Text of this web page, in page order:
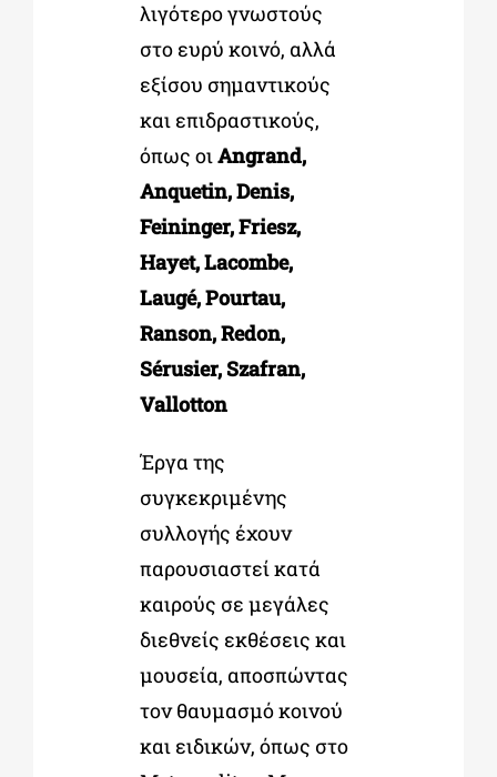
λιγότερο γνωστούς
στο ευρύ κοινό, αλλά
εξίσου σημαντικούς
και επιδραστικούς,
όπως οι Angrand,
Anquetin, Denis,
Feininger, Friesz,
Hayet, Lacombe,
Laugé, Pourtau,
Ranson, Redon,
Sérusier, Szafran,
Vallotton
Έργα της
συγκεκριμένης
συλλογής έχουν
παρουσιαστεί κατά
καιρούς σε μεγάλες
διεθνείς εκθέσεις και
μουσεία, αποσπώντας
τον θαυμασμό κοινού
και ειδικών, όπως στο